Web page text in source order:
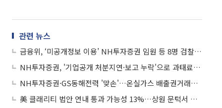
관련 뉴스
금융위, ‘미공개정보 이용’ NH투자증권 임원 등 8명 검찰 고발
NH투자증권, '기업공개 처분지연·보고 누락'으로 과태료 4400만원 부과
NH투자증권·GS동해전력 '맞손'…온실가스 배출권거래제 상호 협력
美 클래리티 법안 연내 통과 가능성 13%…상원 문턱서 제동